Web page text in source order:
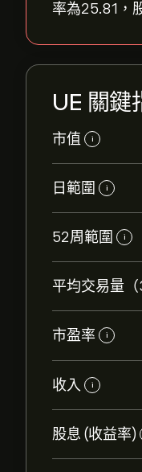
率為25.81，
UE 關鍵
市值 i
日範圍 i
52周範圍 i
平均交易量（
市盈率 i
收入 i
股息 (收益率)